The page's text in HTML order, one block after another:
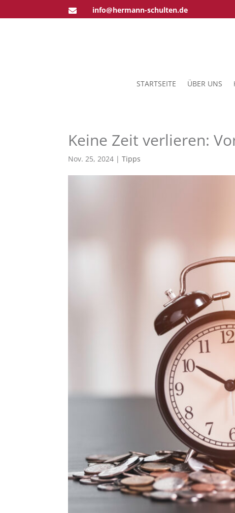
 info@hermann-schulten.de
STARTSEITE ÜBER UNS
Keine Zeit verlieren:
Nov. 25, 2024 |Tipps